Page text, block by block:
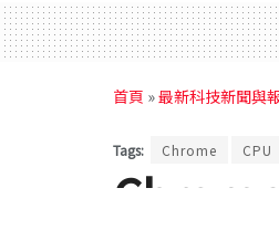
首頁 »最新科技新聞與
Tags: Chrome CPU